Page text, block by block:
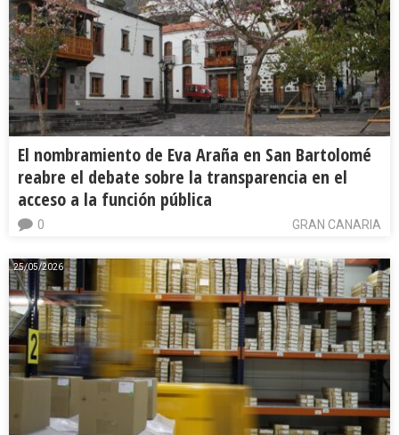
El nombramiento de Eva Araña en San Bartolomé
reabre el debate sobre la transparencia en el
acceso a la función pública
GRAN CANARIA
0
25/05/2026